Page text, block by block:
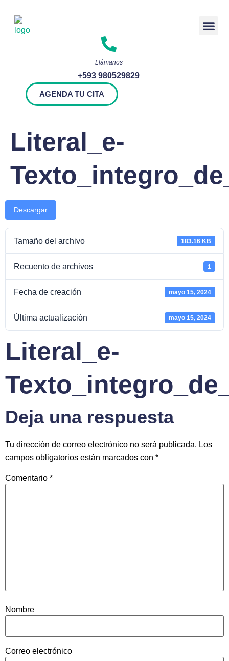
Llámanos
+593 980529829
AGENDA TU CITA
Literal_e-
Descargar
Tamaño del archivo 183.16 KB
Recuento de archivos 1
Fecha de creación mayo 15, 2024
Última actualización mayo 15, 2024
Literal_e-
Deja una respuesta
Tu dirección de correo electrónico no será publicada. Los
campos obligatorios están marcados con *
Comentario *
Nombre
Correo electrónico